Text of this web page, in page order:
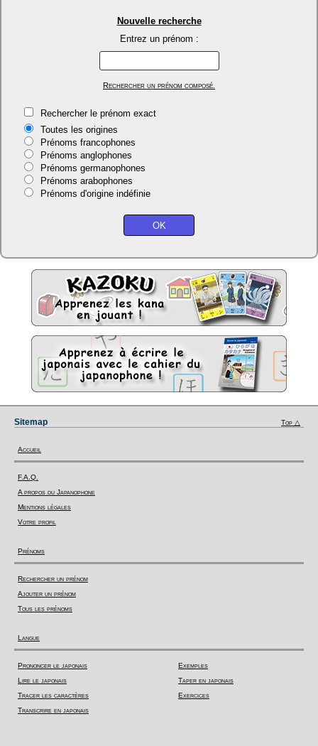
Nouvelle recherche
Entrez un prénom :
Rechercher un prénom composé.
Rechercher le prénom exact
Toutes les origines
Prénoms francophones
Prénoms anglophones
Prénoms germanophones
Prénoms arabophones
Prénoms d'origine indéfinie
Sitemap Top △
Accueil
F.A.Q.
A propos du Japanophone
Mentions légales
Votre profil
Prénoms
Rechercher un prénom
Ajouter un prénom
Tous les prénoms
Langue
Prononcer le japonais
Lire le japonais
Tracer les caractères
Transcrire en japonais
Exemples
Taper en japonais
Exercices